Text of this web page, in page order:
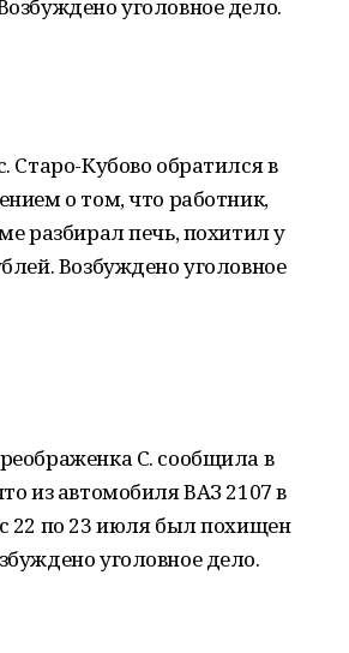
уголовное дело.
Старо-Кубово обратился в
о том, что работник,
разбирал печь, похитил у
Возбуждено уголовное
С. сообщила в
из автомобиля ВАЗ 2107 в
22 по 23 июля был похищен
уголовное дело.